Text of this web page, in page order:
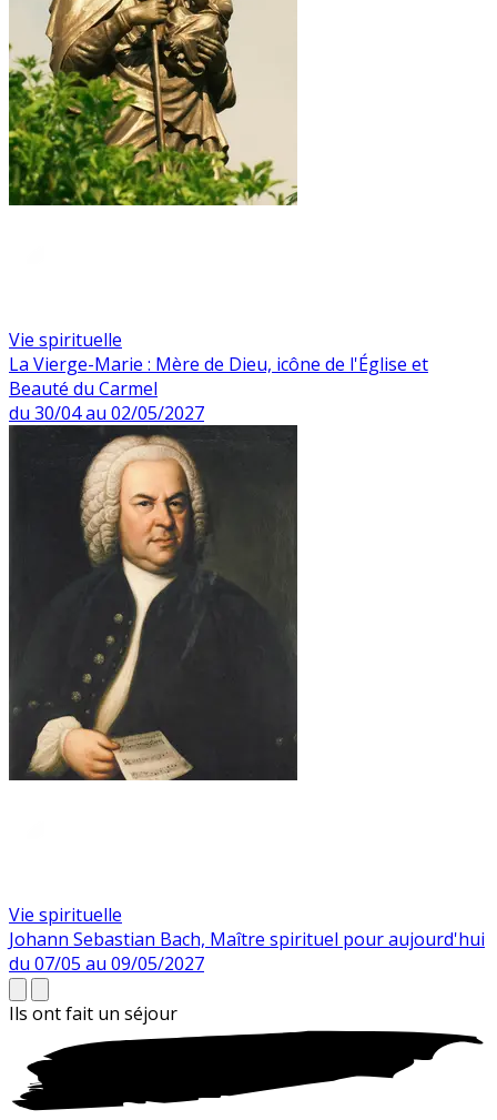
Vie spirituelle
La Vierge-Marie : Mère de Dieu, icône de l'Église et
Beauté du Carmel
du 30/04 au 02/05/2027
Vie spirituelle
Johann Sebastian Bach, Maître spirituel pour aujourd'hui
du 07/05 au 09/05/2027
Ils ont fait un séjour